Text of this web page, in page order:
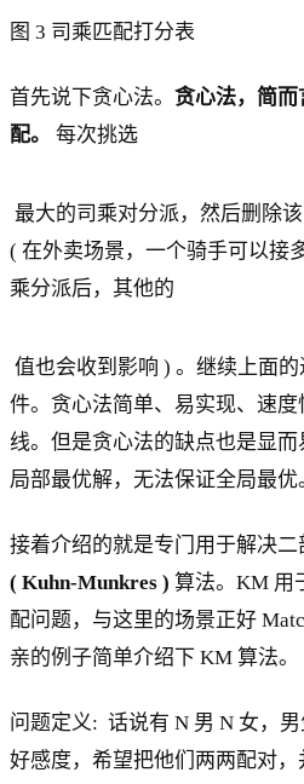
图 3 司乘匹配打分表
首先说下贪心法。 贪心法，简
配。
每次挑选
最大的司乘对分派，然后删除
( 在外卖场景，一个骑手可以接
乘分派后，其他的
值也会收到影响 ) 。继续上面
件。贪心法简单、易实现、速
线。但是贪心法的缺点也是显
局部最优解，无法保证全局最优
接着介绍的就是专门用于解决
( Kuhn-Munkres ) 算法。KM 用
配问题，与这里的场景正好
亲的例子简单介绍下 KM 算法。
问题定义: 话说有 N 男 N 女，
好感度，希望把他们两两配对